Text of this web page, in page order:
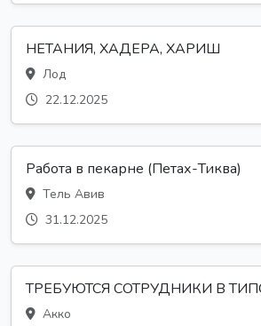
НЕТАНИЯ, ХАДЕРА, ХАРИШ
Лод
22.12.2025
Работа в пекарне (Петах-Тиква)
Тель Авив
31.12.2025
ТРЕБУЮТСЯ СОТРУДНИКИ В
Акко